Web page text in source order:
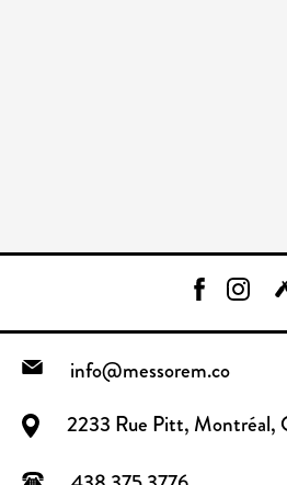
info@messorem.co
2233 Rue Pitt, Montréal,